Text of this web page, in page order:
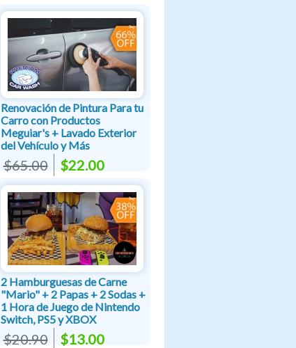
Renovación de Pintura Para tu
Carro con Productos
Meguiar's + Lavado Exterior
del Vehículo y Más
$65.00 $22.00
2 Hamburguesas de Carne
"Mario" + 2 Papas + 2 Sodas +
1 Hora de Juego de Nintendo
Switch, PS5 y XBOX
$20.90 $13.00